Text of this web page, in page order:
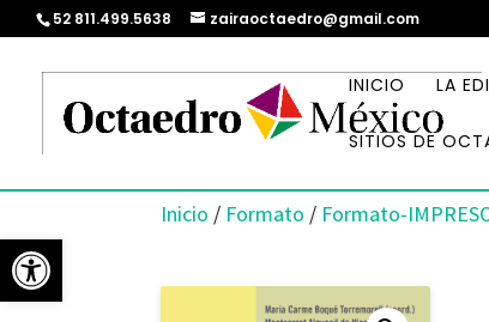
Abrir barra de herramientas
52 811.499.5638 zairaoctaedro@gmail.com
INICIO LA
SITIOS DE
Inicio / Formato / Formato-